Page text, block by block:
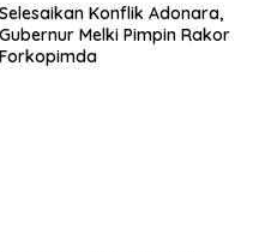
Selesaikan Konflik Adonara,
Gubernur Melki Pimpin Rakor
Forkopimda